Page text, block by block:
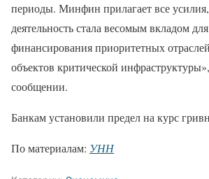
периоды. Минфин прилагает все
деятельность стала весомым вкладом
финансирования приоритетных
объектов критической
сообщении.
Банкам установили предел на курс
По материалам: УНН